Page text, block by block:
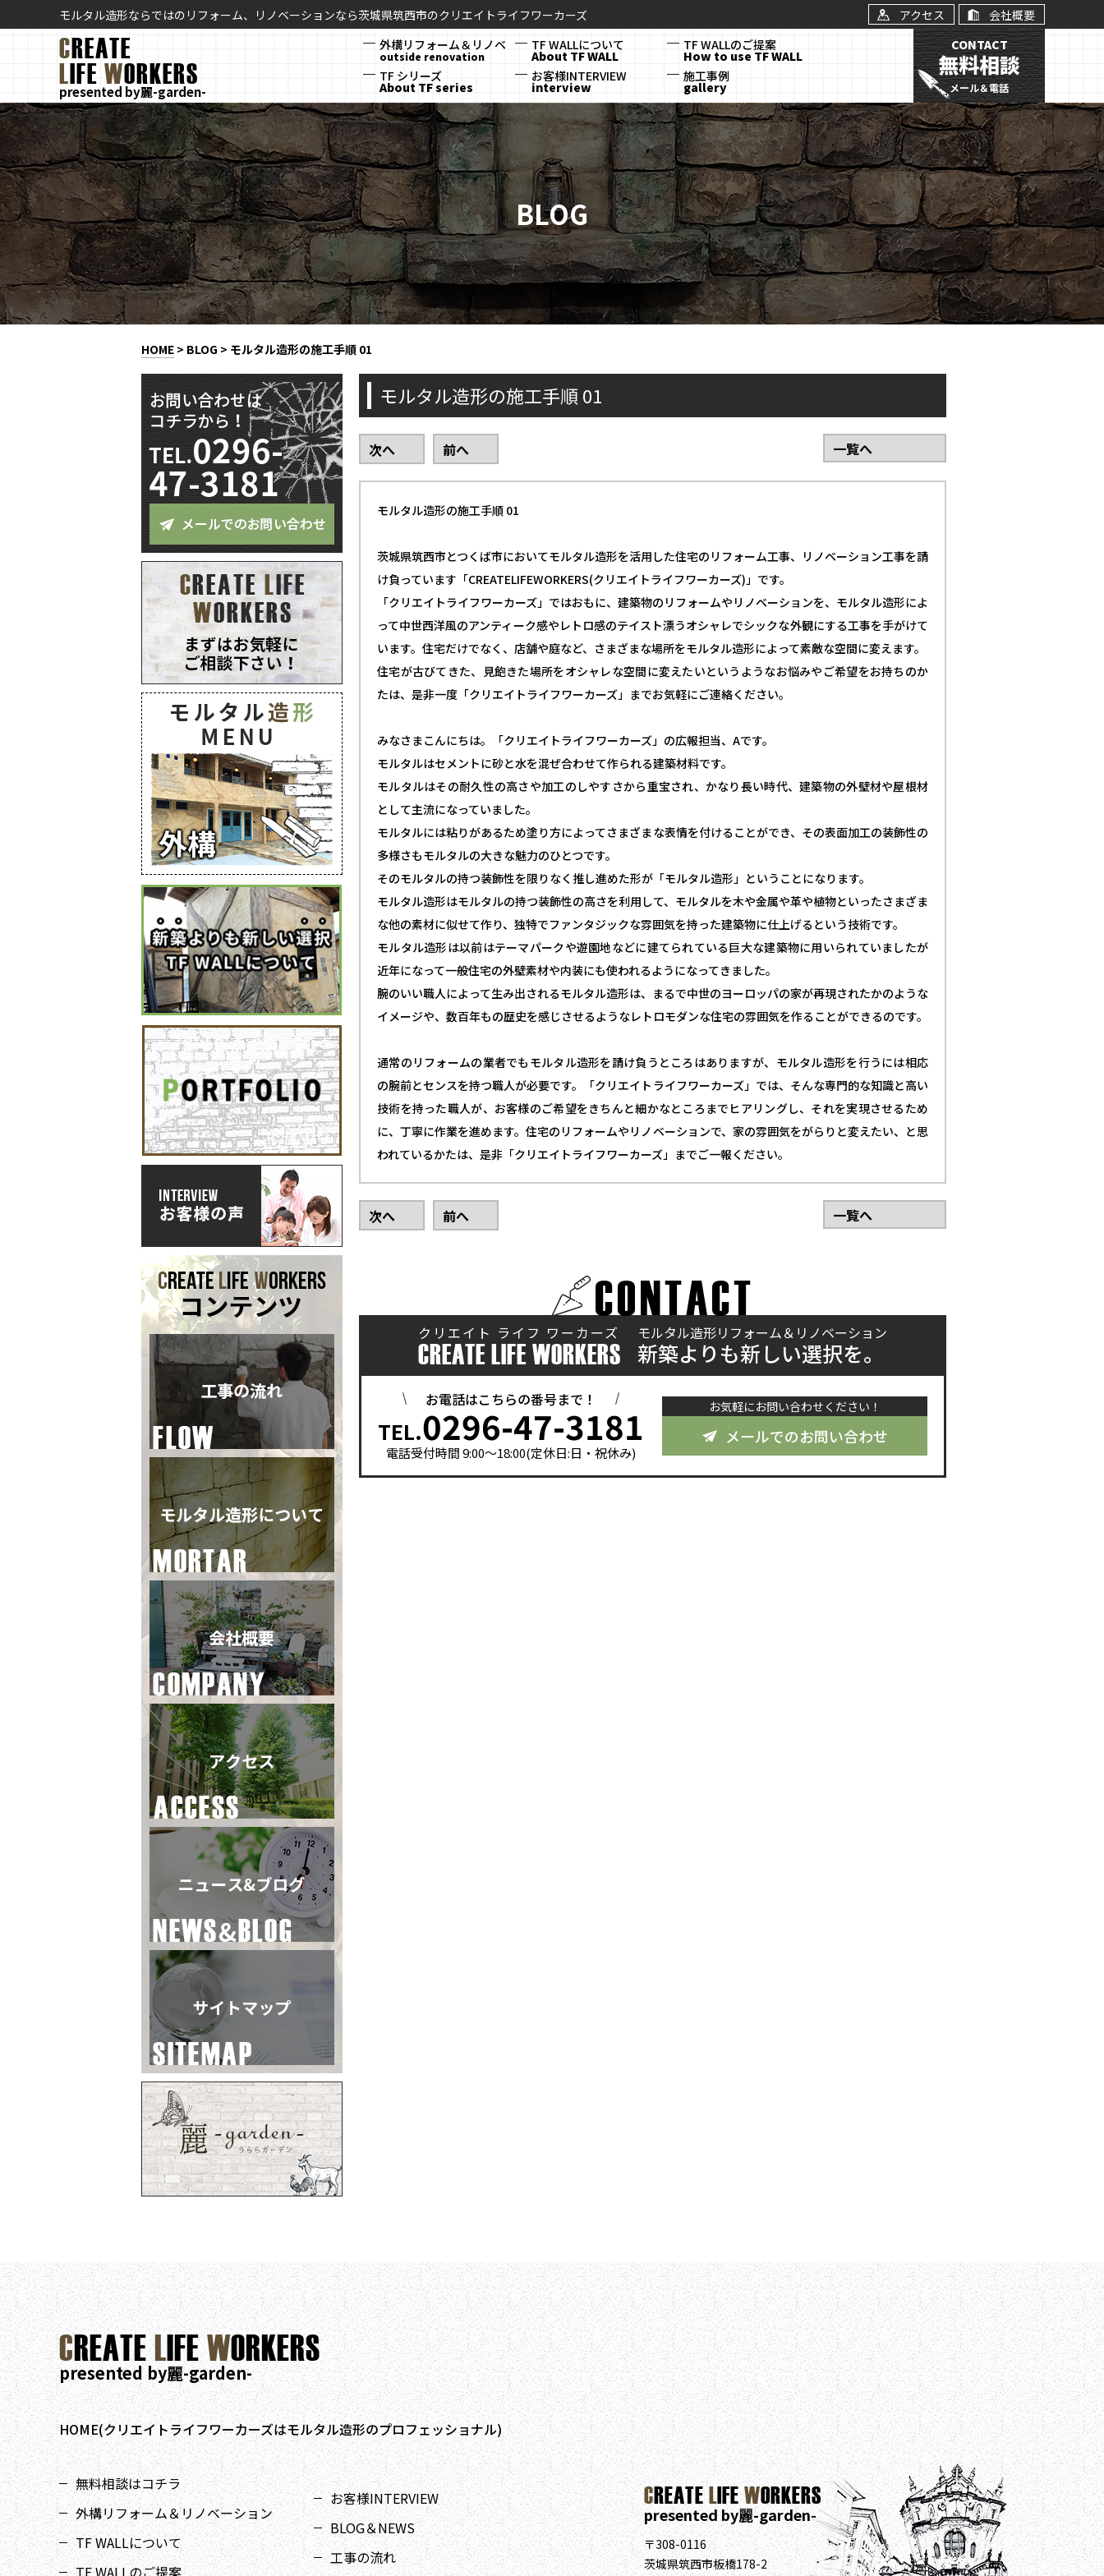
モルタル造形ならではのリフォーム、リノベーションなら茨城県筑西市のクリエイトライフワーカーズ アクセス 会社概要
CREATE
L IFE WORKERS
presented by麗-garden-
外構リフォーム＆リノベ
outside renovation
TF WALLについて
About TF WALL
TF WALLのご提案
How to use TF WALL
TF シリーズ
About TF series
お客様INTERVIEW
interview
施工事例
gallery
CONTACT
無料相談
メール＆電話
BLOG
HOME > BLOG > モルタル造形の施工手順 01
モルタル造形の施工手順 01
次へ 前へ 一覧へ
モルタル造形の施工手順 01
茨城県筑西市とつくば市においてモルタル造形を活用した住宅のリフォーム工事、リノベーション工事を請
け負っています「CREATELIFEWORKERS(クリエイトライフワーカーズ)」です。
「クリエイトライフワーカーズ」ではおもに、建築物のリフォームやリノベーションを、モルタル造形によ
って中世西洋風のアンティーク感やレトロ感のテイスト漂うオシャレでシックな外観にする工事を手がけて
います。住宅だけでなく、店舗や庭など、さまざまな場所をモルタル造形によって素敵な空間に変えます。
住宅が古びてきた、見飽きた場所をオシャレな空間に変えたいというようなお悩みやご希望をお持ちのか
たは、是非一度「クリエイトライフワーカーズ」までお気軽にご連絡ください。
みなさまこんにちは。「クリエイトライフワーカーズ」の広報担当、Aです。
モルタルはセメントに砂と水を混ぜ合わせて作られる建築材料です。
モルタルはその耐久性の高さや加工のしやすさから重宝され、かなり長い時代、建築物の外壁材や屋根材
として主流になっていました。
モルタルには粘りがあるため塗り方によってさまざまな表情を付けることができ、その表面加工の装飾性の
多様さもモルタルの大きな魅力のひとつです。
そのモルタルの持つ装飾性を限りなく推し進めた形が「モルタル造形」ということになります。
モルタル造形はモルタルの持つ装飾性の高さを利用して、モルタルを木や金属や革や植物といったさまざま
な他の素材に似せて作り、独特でファンタジックな雰囲気を持った建築物に仕上げるという技術です。
モルタル造形は以前はテーマパークや遊園地などに建てられている巨大な建築物に用いられていましたが
近年になって一般住宅の外壁素材や内装にも使われるようになってきました。
腕のいい職人によって生み出されるモルタル造形は、まるで中世のヨーロッパの家が再現されたかのような
イメージや、数百年もの歴史を感じさせるようなレトロモダンな住宅の雰囲気を作ることができるのです。
通常のリフォームの業者でもモルタル造形を請け負うところはありますが、モルタル造形を行うには相応
の腕前とセンスを持つ職人が必要です。「クリエイトライフワーカーズ」では、そんな専門的な知識と高い
技術を持った職人が、お客様のご希望をきちんと細かなところまでヒアリングし、それを実現させるため
に、丁寧に作業を進めます。住宅のリフォームやリノベーションで、家の雰囲気をがらりと変えたい、と思
われているかたは、是非「クリエイトライフワーカーズ」までご一報ください。
次へ 前へ 一覧へ
CONTACT
クリエイト ライフ ワーカーズ
CREATE LIFE WORKERS
モルタル造形リフォーム＆リノベーション
新築よりも新しい選択を。
お電話はこちらの番号まで！
TEL.0296-47-3181
電話受付時間 9:00～18:00(定休日:日・祝休み)
お気軽にお問い合わせください！
メールでのお問い合わせ
CREATELIFEWORKERS
presented by麗-garden-
HOME(クリエイトライフワーカーズはモルタル造形のプロフェッショナル)
無料相談はコチラ
外構リフォーム＆リノベーション
TF WALLについて
TF WALLのご提案
お客様INTERVIEW
BLOG＆NEWS
工事の流れ
CREATELIFEWORKERS
presented by麗-garden-
〒308-0116
茨城県筑西市板橋178-2